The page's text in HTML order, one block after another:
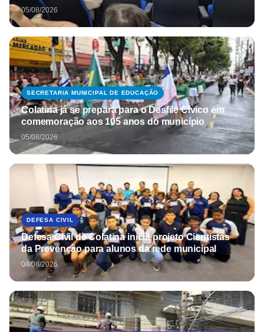
representantes do setor para alinhar informações e
esclarecer dúvidas
05/08/2026
SECRETARIA MUNICIPAL DE EDUCAÇÃO
Colatina já se prepara para o Desfile Cívico em
comemoração aos 105 anos do município
05/08/2026
DEFESA CIVIL
Defesa Civil de Colatina inicia projeto Cientistas
da Prevenção para alunos da rede municipal
04/08/2026